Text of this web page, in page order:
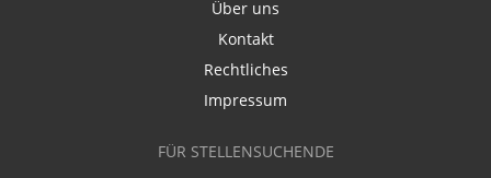
Über uns
Kontakt
Rechtliches
Impressum
FÜR STELLENSUCHENDE